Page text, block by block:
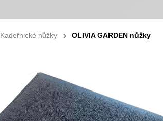
Kadeřnické nůžky OLIVIA GARDEN nůžky